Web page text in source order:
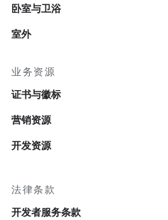
卧室与卫浴
室外
业务资源
证书与徽标
营销资源
开发资源
法律条款
开发者服务条款